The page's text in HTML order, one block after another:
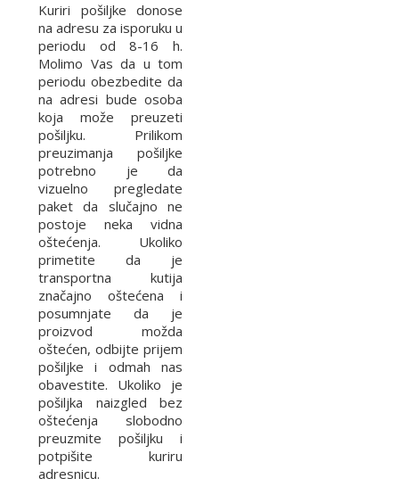
Kuriri pošiljke donose
na adresu za isporuku u
periodu od 8-16 h.
Molimo Vas da u tom
periodu obezbedite da
na adresi bude osoba
koja može preuzeti
pošiljku. Prilikom
preuzimanja pošiljke
potrebno je da
vizuelno pregledate
paket da slučajno ne
postoje neka vidna
oštećenja. Ukoliko
primetite da je
transportna kutija
značajno oštećena i
posumnjate da je
proizvod možda
oštećen, odbijte prijem
pošiljke i odmah nas
obavestite. Ukoliko je
pošiljka naizgled bez
oštećenja slobodno
preuzmite pošiljku i
potpišite kuriru
adresnicu.